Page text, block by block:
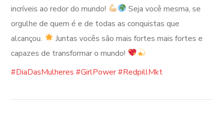
incríveis ao redor do mundo!
Seja você mesma, se
orgulhe de quem é e de todas as conquistas que
alcançou.
Juntas vocês são mais fortes mais fortes e
capazes de transformar o mundo!
#DiaDasMulheres #GirlPower#RedpillMkt